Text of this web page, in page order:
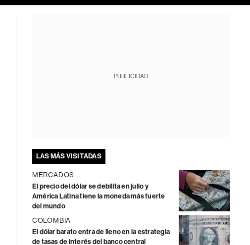
PUBLICIDAD
LAS MÁS VISITADAS
MERCADOS
El precio del dólar se debilita en julio y
América Latina tiene la moneda más fuerte
del mundo
COLOMBIA
El dólar barato entra de lleno en la estrategia
de tasas de interés del banco central